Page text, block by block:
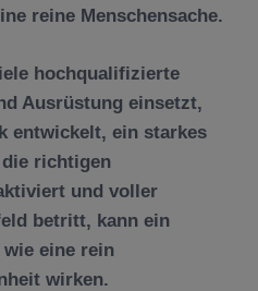
reine Menschensache.
hochqualifizierte
Ausrüstung einsetzt,
entwickelt, ein starkes
richtigen
und voller
betritt, kann ein
eine rein
wirken.